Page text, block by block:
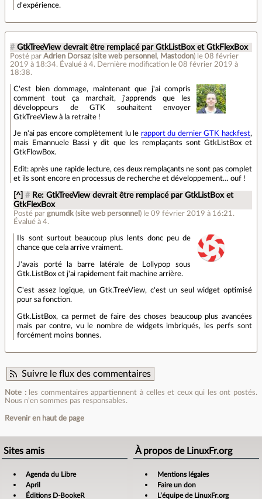
d'expérience.
# GtkTreeView devrait être remplacé par GtkListBox et GtkFlexBox
Posté par Adrien Dorsaz (site web personnel , Mastodon) le 08 février
2019 à 18:34. Évalué à 4. Dernière modification le 08 février 2019 à
18:38.
C'est bien dommage, maintenant que j'ai compris
comment tout ça marchait, j'apprends que les
développeurs de GTK souhaitent envoyer
GtkTreeView à la retraite !
Je n'ai pas encore complètement lu le rapport du dernier GTK hackfest,
mais Emannuele Bassi y dit que les remplaçants sont GtkListBox et
GtkFlowBox.
Edit: après une rapide lecture, ces deux remplaçants ne sont pas complet
et ils sont encore en processus de recherche et développement… ouf !
[^] # Re: GtkTreeView devrait être remplacé par GtkListBox et
GtkFlexBox
Posté pargnumdk (site web personnel ) le 09 février 2019 à 16:21 .
Évalué à4.
Ils sont surtout beaucoup plus lents donc peu de
chance que cela arrive vraiment.
J'avais porté la barre latérale de Lollypop sous
Gtk.ListBox et j'ai rapidement fait machine arrière.
C'est assez logique, un Gtk.TreeView, c'est un seul widget optimisé
pour sa fonction.
Gtk.ListBox, ca permet de faire des choses beaucoup plus avancées
mais par contre, vu le nombre de widgets imbriqués, les perfs sont
forcément moins bonnes.
Suivre le flux des commentaires
Note :les commentaires appartiennent à celles et ceux qui les ont postés.
Nous n’en sommes pas responsables.
Revenir en haut de page
Sites amis
Agenda du Libre
April
Éditions D-BookeR
À propos de LinuxFr.org
Mentions légales
Faire un don
L’équipe de LinuxFr.org